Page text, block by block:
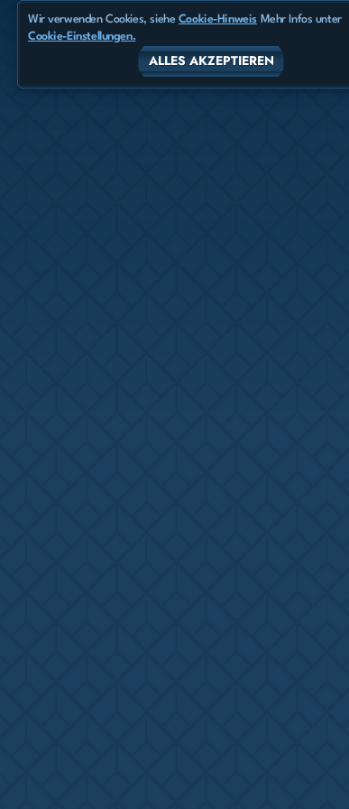
Wir verwenden Cookies, siehe Cookie-HinweisMehr Infos unter
Cookie-Einstellungen.
ALLES AKZEPTIEREN